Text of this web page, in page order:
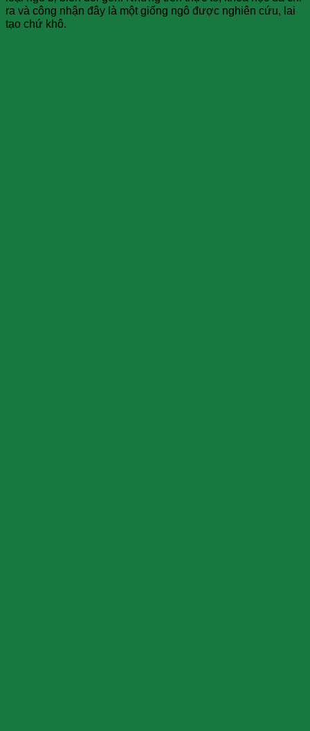
ra và công nhận đây là một giống ngô được nghiên cứu, lai
tạo chứ khô.